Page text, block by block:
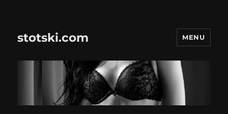
stotski.com MENU